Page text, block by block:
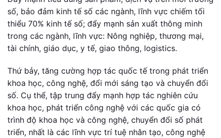
số, bảo đảm kinh tế số các ngành, lĩnh vực chiếm tối
thiểu 70% kinh tế số; đẩy mạnh sản xuất thông minh
trong các ngành, lĩnh vực: Nông nghiệp, thương mại,
tài chính, giáo dục, y tế, giao thông, logistics.
Thứ bảy, tăng cường hợp tác quốc tế trong phát triển
khoa học, công nghệ, đổi mới sáng tạo và chuyển đổi
số. Cụ thể, tập trung đẩy mạnh hợp tác nghiên cứu
khoa học, phát triển công nghệ với các quốc gia có
trình độ khoa học và công nghệ, chuyển đổi số phát
triển, nhất là các lĩnh vực trí tuệ nhân tạo, công nghệ